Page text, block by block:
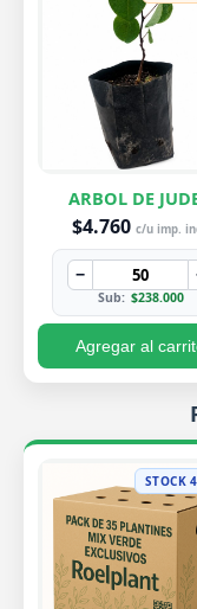
ARBOL DE
$4.760 c/u imp.
−
Sub: $238.000
Agregar al
STOCK